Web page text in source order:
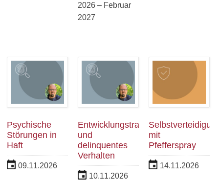
2026 – Februar
2027
Psychische
Störungen in
Haft
09.11.2026
Entwicklungstraumata
und
delinquentes
Verhalten
10.11.2026
mit
Pfefferspray
14.11.2026